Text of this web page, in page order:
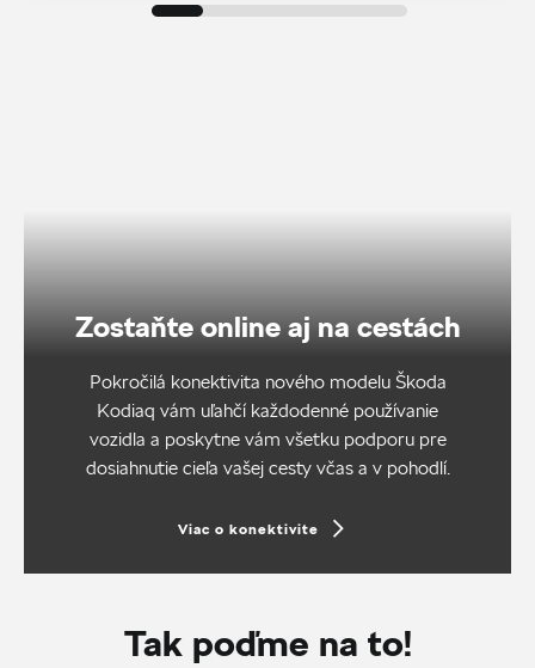
Zostaňte online aj na cestách
Pokročilá konektivita nového modelu Škoda
Kodiaq vám uľahčí každodenné používanie
vozidla a poskytne vám všetku podporu pre
dosiahnutie cieľa vašej cesty včas a v pohodlí.
Viac o konektivite
Tak poďme na to!